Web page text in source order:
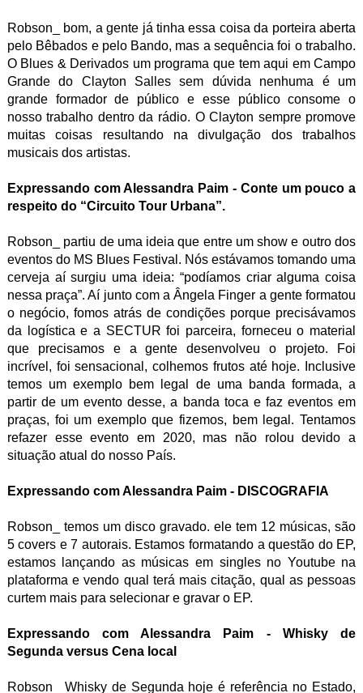
Robson_ bom, a gente já tinha essa coisa da porteira aberta
pelo Bêbados e pelo Bando, mas a sequência foi o trabalho.
O Blues & Derivados um programa que tem aqui em Campo
Grande do Clayton Salles sem dúvida nenhuma é um
grande formador de público e esse público consome o
nosso trabalho dentro da rádio. O Clayton sempre promove
muitas coisas resultando na divulgação dos trabalhos
musicais dos artistas.
Expressando com Alessandra Paim - Conte um pouco a
respeito do “Circuito Tour Urbana”.
Robson_ partiu de uma ideia que entre um show e outro dos
eventos do MS Blues Festival. Nós estávamos tomando uma
cerveja aí surgiu uma ideia: “podíamos criar alguma coisa
nessa praça”. Aí junto com a Ângela Finger a gente formatou
o negócio, fomos atrás de condições porque precisávamos
da logística e a SECTUR foi parceira, forneceu o material
que precisamos e a gente desenvolveu o projeto. Foi
incrível, foi sensacional, colhemos frutos até hoje. Inclusive
temos um exemplo bem legal de uma banda formada, a
partir de um evento desse, a banda toca e faz eventos em
praças, foi um exemplo que fizemos, bem legal. Tentamos
refazer esse evento em 2020, mas não rolou devido a
situação atual do nosso País.
Expressando com Alessandra Paim - DISCOGRAFIA
Robson_ temos um disco gravado. ele tem 12 músicas, são
5 covers e 7 autorais. Estamos formatando a questão do EP,
estamos lançando as músicas em singles no Youtube na
plataforma e vendo qual terá mais citação, qual as pessoas
curtem mais para selecionar e gravar o EP.
Expressando com Alessandra Paim - Whisky de
Segunda versus Cena local
Robson_ Whisky de Segunda hoje é referência no Estado,